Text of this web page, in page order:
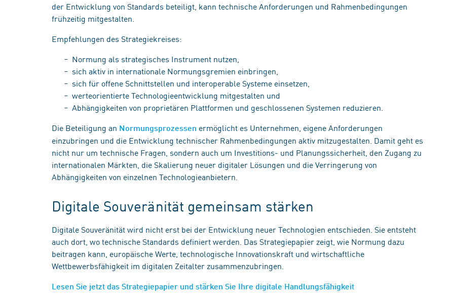
der Entwicklung von Standards beteiligt, kann technische Anforderungen und Rahmenbedingungen
frühzeitig mitgestalten.
Empfehlungen des Strategiekreises:
Normung als strategisches Instrument nutzen,
sich aktiv in internationale Normungsgremien einbringen,
sich für offene Schnittstellen und interoperable Systeme einsetzen,
werteorientierte Technologieentwicklung mitgestalten und
Abhängigkeiten von proprietären Plattformen und geschlossenen Systemen reduzieren.
Die Beteiligung an Normungsprozessen ermöglicht es Unternehmen, eigene Anforderungen
einzubringen und die Entwicklung technischer Rahmenbedingungen aktiv mitzugestalten. Damit geht es
nicht nur um technische Fragen, sondern auch um Investitions- und Planungssicherheit, den Zugang zu
internationalen Märkten, die Skalierung neuer digitaler Lösungen und die Verringerung von
Abhängigkeiten von einzelnen Technologieanbietern.
Digitale Souveränität gemeinsam stärken
Digitale Souveränität wird nicht erst bei der Entwicklung neuer Technologien entschieden. Sie entsteht
auch dort, wo technische Standards definiert werden. Das Strategiepapier zeigt, wie Normung dazu
beitragen kann, europäische Werte, technologische Innovationskraft und wirtschaftliche
Wettbewerbsfähigkeit im digitalen Zeitalter zusammenzubringen.
Lesen Sie jetzt das Strategiepapier und stärken Sie Ihre digitale Handlungsfähigkeit